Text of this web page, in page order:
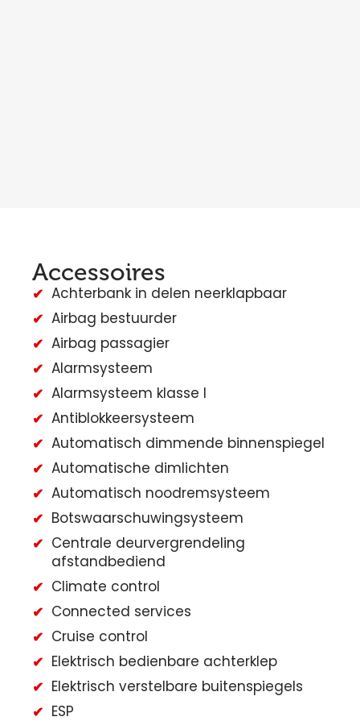
Accessoires
Achterbank in delen neerklapbaar
Airbag bestuurder
Airbag passagier
Alarmsysteem
Alarmsysteem klasse I
Antiblokkeersysteem
Automatisch dimmende binnenspiegel
Automatische dimlichten
Automatisch noodremsysteem
Botswaarschuwingsysteem
Centrale deurvergrendeling
afstandbediend
Climate control
Connected services
Cruise control
Elektrisch bedienbare achterklep
Elektrisch verstelbare buitenspiegels
ESP